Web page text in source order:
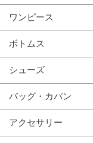
ワンピース
ボトムス
シューズ
バッグ・カバン
アクセサリー